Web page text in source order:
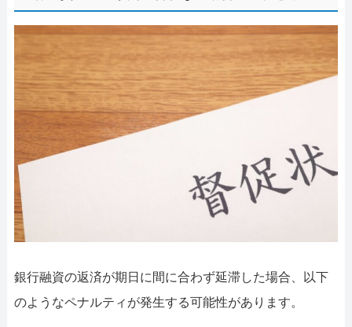
銀行融資の返済が期日に間に合わず延滞した場合、以下
のようなペナルティが発生する可能性があります。